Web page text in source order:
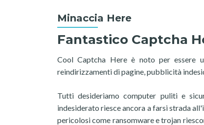
Minaccia Here
Fantastico Captcha
Cool Captcha Here è noto per essere
reindirizzamenti di pagine, pubblicità
Tutti desideriamo computer puliti e
indesiderato riesce ancora a farsi strada
pericolosi come ransomware e trojan